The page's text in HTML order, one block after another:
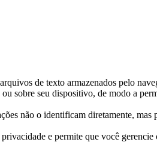
de texto armazenados pelo
ou sobre seu dispositivo, de modo a
não o identificam diretamente,
e permite que você